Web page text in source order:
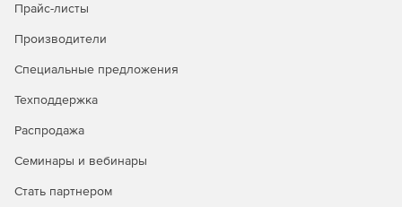
Автоматизация исправления неполадок; запуск
Интеграция со службой HelpDesk для
тенденций производительности, использования и
Прайс-листы
Производители
Специальные предложения
Техподдержка
Распродажа
Семинары и вебинары
Стать партнером